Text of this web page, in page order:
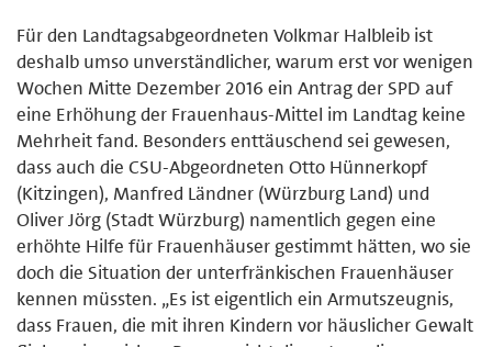
Für den Landtagsabgeordneten Volkmar Halbleib ist
deshalb umso unverständlicher, warum erst vor wenigen
Wochen Mitte Dezember 2016 ein Antrag der SPD auf
eine Erhöhung der Frauenhaus-Mittel im Landtag keine
Mehrheit fand. Besonders enttäuschend sei gewesen,
dass auch die CSU-Abgeordneten Otto Hünnerkopf
(Kitzingen), Manfred Ländner (Würzburg Land) und
Oliver Jörg (Stadt Würzburg) namentlich gegen eine
erhöhte Hilfe für Frauenhäuser gestimmt hätten, wo sie
doch die Situation der unterfränkischen Frauenhäuser
kennen müssten. „Es ist eigentlich ein Armutszeugnis,
dass Frauen, die mit ihren Kindern vor häuslicher Gewalt